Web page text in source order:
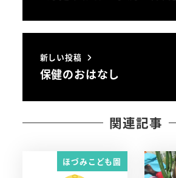
新しい投稿
保健のおはなし
関連記事
ほづみこども園